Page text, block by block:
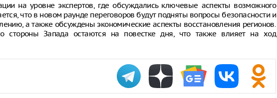
на уровне экспертов, где обсуждались ключевые аспекты возможного
что в новом раунде переговоров будут подняты вопросы безопасности и
а также обсуждены экономические аспекты восстановления регионов.
стороны Запада остаются на повестке дня, что также влияет на ход